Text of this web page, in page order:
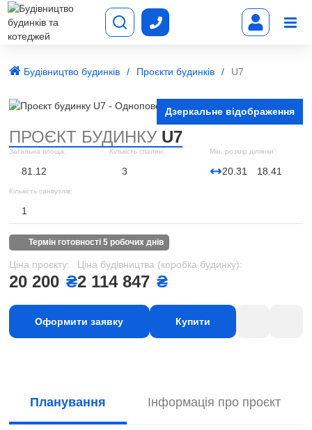
Будівництво будинків Проєкти будинків U7
Дзеркальне відображення
ПРОЄКТ БУДИНКУ U7
Загальна площа:
81.12
Кількість спален:
3
Мін. розмір ділянки:
20.31 18.41
Кількість санвузлів:
1
термін готовності 5 робочих днів
Ціна проєкту:
20 200 ₴
Ціна будівництва (коробка будинку):
2 114 847 ₴
Оформити заявку Купити
Планування Інформація про проєкт